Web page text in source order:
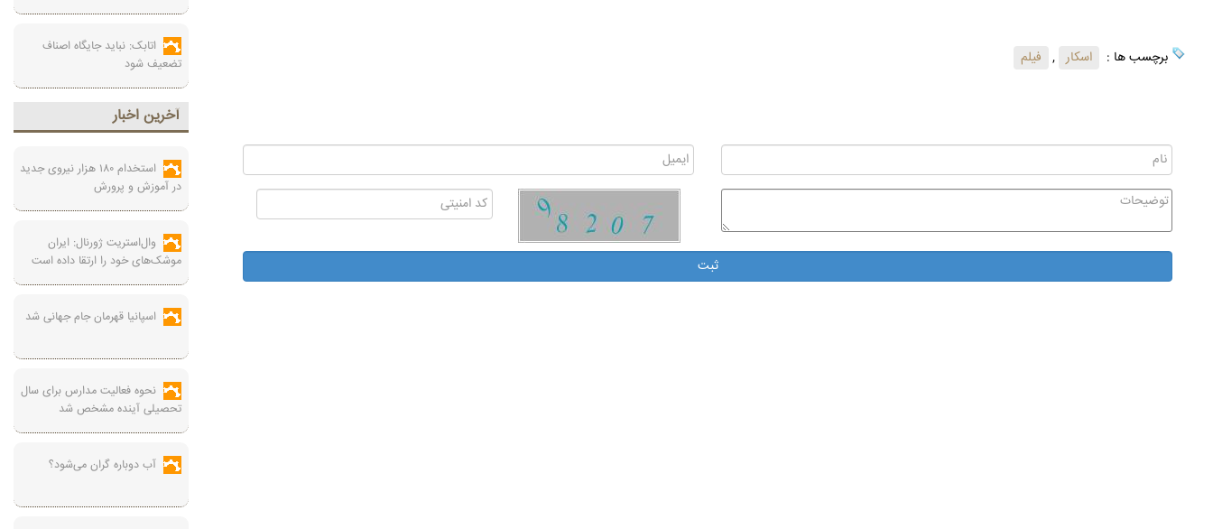
برچسب ها : اسکار , فیلم
اتابک: نباید جایگاه اصناف
تضعیف شود
آخرين اخبار
استخدام ۱۸۰ هزار نیروی جدید
در آموزش‌ و پرورش
وال‌استریت ژورنال: ایران
موشک‌های خود را ارتقا داده است
اسپانیا قهرمان جام جهانی شد
نحوه فعالیت مدارس برای سال
تحصیلی آینده مشخص شد
آب دوباره گران می‌شود؟